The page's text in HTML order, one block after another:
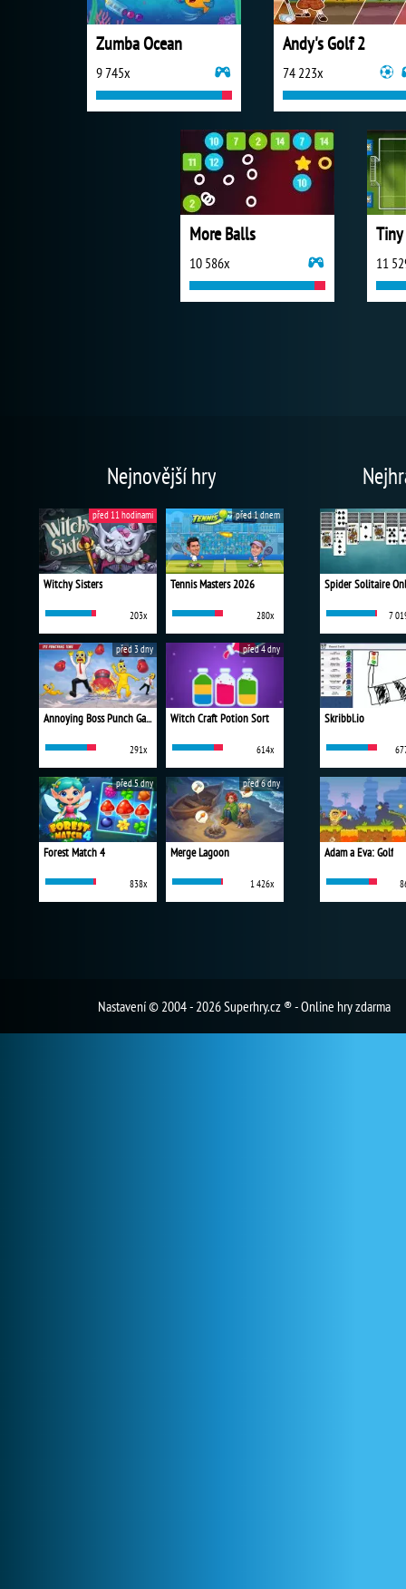
Zumba Ocean
9 745x
Andy's Golf 2
74 223x
More Balls
10 586x 11
Nejnovější hry
Witchy Sisters
203x
před 11 hodinami
Tennis Masters 2026
280x
před 1 dnem
Annoying Boss Punch Game
291x
před 3 dny
Witch Craft Potion Sort
614x
před 4 dny
Forest Match 4
838x
před 5 dny
Merge Lagoon
1 426x
před 6 dny
Spider Solitaire
7
Skribbl.io
Adam a Eva: Golf
Nastavení© 2004 - 2026 Superhry.cz ® - Online hry zdarma